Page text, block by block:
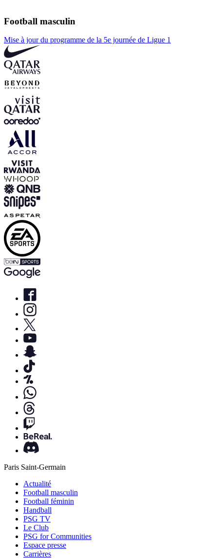
Football masculin
Mise à jour du programme de la 5e journée de Ligue 1
Paris Saint-Germain
Actualité
Football masculin
Football féminin
Handball
PSG TV
Le Club
PSG for Communities
Espace presse
Carrières